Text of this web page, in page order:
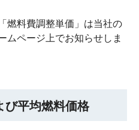
燃料費調整単価」は当社の
ムページ上でお知らせしま
び平均燃料価格